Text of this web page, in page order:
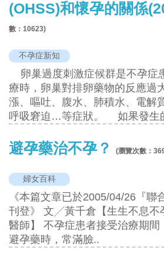
(OHSS)和懷孕的關係
數：10623)
不孕症新知
卵巢過度刺激症候群是不孕症
療時，卵巢對排卵藥物的反應過
漲、嘔吐、腹水、肺積水、電解
呼吸窘迫…等症狀。 如果發生
避孕藥治不孕？ (瀏覽次數：
婦女百科
《本篇文章已於2005/04/26『聯
刊登》 文╱黃千倉【生生不息不
醫師】 不孕症患者接受治療期間
避孕藥時，常滿臉..